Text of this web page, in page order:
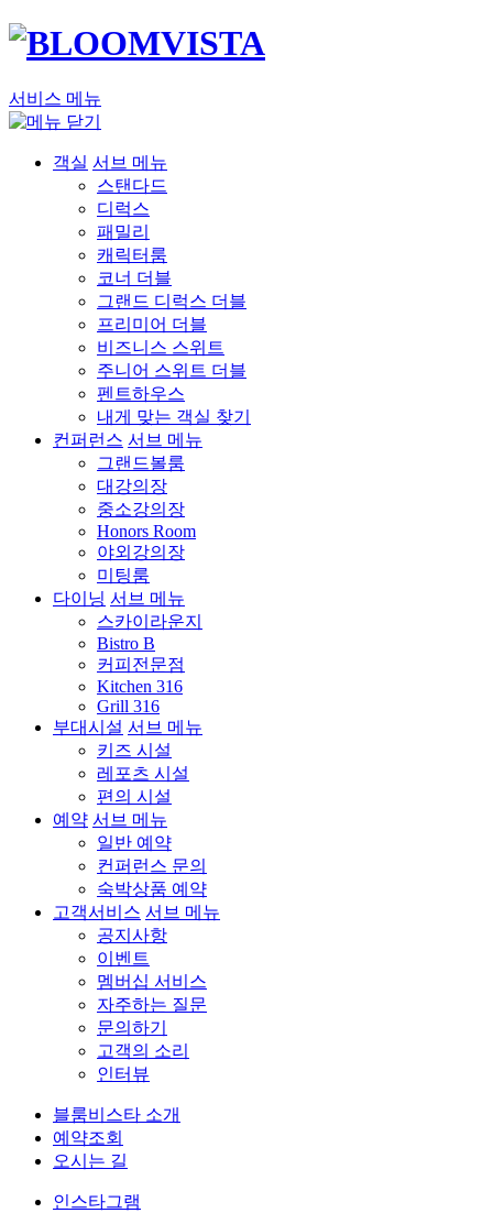
서비스 메뉴
객실 서브 메뉴
스탠다드
디럭스
패밀리
캐릭터룸
코너 더블
그랜드 디럭스 더블
프리미어 더블
비즈니스 스위트
주니어 스위트 더블
펜트하우스
내게 맞는 객실 찾기
컨퍼런스 서브 메뉴
그랜드볼룸
대강의장
중소강의장
Honors Room
야외강의장
미팅룸
다이닝 서브 메뉴
스카이라운지
Bistro B
커피전문점
Kitchen 316
Grill 316
부대시설 서브 메뉴
키즈 시설
레포츠 시설
편의 시설
예약 서브 메뉴
일반 예약
컨퍼런스 문의
숙박상품 예약
고객서비스 서브 메뉴
공지사항
이벤트
멤버십 서비스
자주하는 질문
문의하기
고객의 소리
인터뷰
블룸비스타 소개
예약조회
오시는 길
인스타그램